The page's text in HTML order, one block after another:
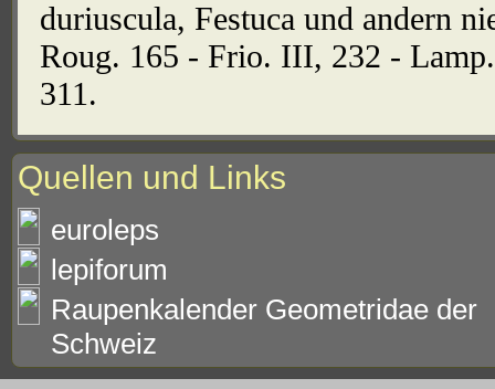
duriuscula, Festuca und andern
Roug. 165 - Frio. III, 232 -
311.
Quellen und Links
euroleps
lepiforum
Raupenkalender Geometridae der
Schweiz